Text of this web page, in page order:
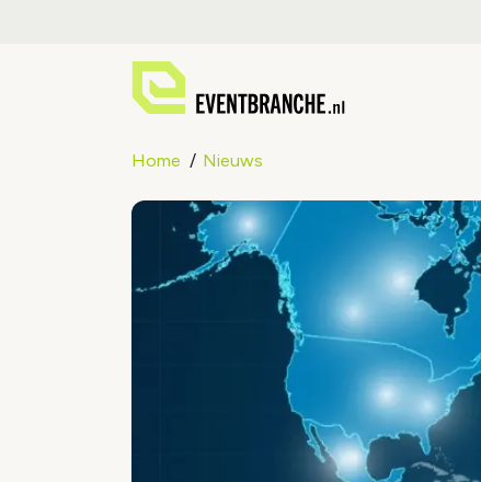
Home Nieuws